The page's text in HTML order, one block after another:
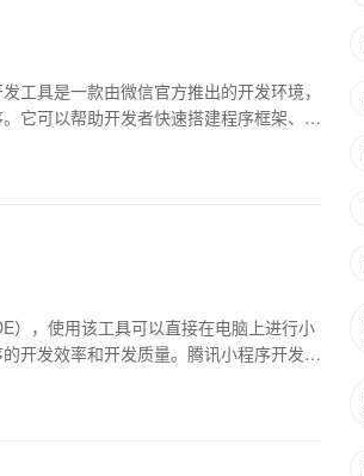
工具是一款由微信官方推出的开发环境，
它可以帮助开发者快速搭建程序框架、编
），使用该工具可以直接在电脑上进行小
开发效率和开发质量。腾讯小程序开发工